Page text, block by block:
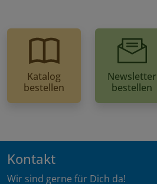
Katalog
bestellen
Newsletter
bestellen
Kontakt
Wir sind gerne für Dich da!